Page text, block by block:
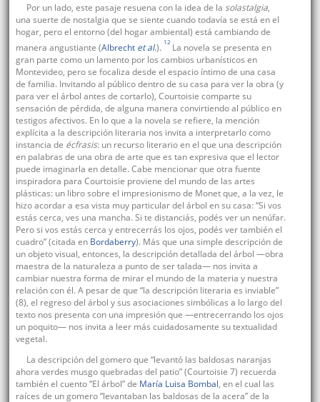
Por un lado, este pasaje resuena con la idea de la solastalgia,
una suerte de nostalgia que se siente cuando todavía se está en el
hogar, pero el entorno (del hogar ambiental) está cambiando de
manera angustiante (Albrecht et al.). 12 La novela se presenta en
gran parte como un lamento por los cambios urbanísticos en
Montevideo, pero se focaliza desde el espacio íntimo de una casa
de familia. Invitando al público dentro de su casa para ver la obra (y
para ver el árbol antes de cortarlo), Courtoisie comparte su
sensación de pérdida, de alguna manera convirtiendo al público en
testigos afectivos. En lo que a la novela se refiere, la mención
explícita a la descripción literaria nos invita a interpretarlo como
instancia de écfrasis: un recurso literario en el que una descripción
en palabras de una obra de arte que es tan expresiva que el lector
puede imaginarla en detalle. Cabe mencionar que otra fuente
inspiradora para Courtoisie proviene del mundo de las artes
plásticas: un libro sobre el impresionismo de Monet que, a la vez, le
hizo acordar a esa vista muy particular del árbol en su casa: “Si vos
estás cerca, ves una mancha. Si te distanciás, podés ver un nenúfar.
Pero si vos estás cerca y entrecerrás los ojos, podés ver también el
cuadro” (citada en Bordaberry). Más que una simple descripción de
un objeto visual, entonces, la descripción detallada del árbol —obra
maestra de la naturaleza a punto de ser talada— nos invita a
cambiar nuestra forma de mirar el mundo de la materia y nuestra
relación con él. A pesar de que “la descripción literaria es inviable”
(8), el regreso del árbol y sus asociaciones simbólicas a lo largo del
texto nos presenta con una impresión que —entrecerrando los ojos
un poquito— nos invita a leer más cuidadosamente su textualidad
vegetal.
La descripción del gomero que “levantó las baldosas naranjas
ahora verdes musgo quebradas del patio” (Courtoisie 7) recuerda
también el cuento “El árbol” de María Luisa Bombal, en el cual las
raíces de un gomero “levantaban las baldosas de la acera” de la